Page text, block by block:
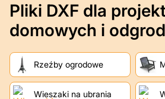
Pliki DXF dla
domowych i
Rzeźby ogrodowe
Wieszaki na ubrania